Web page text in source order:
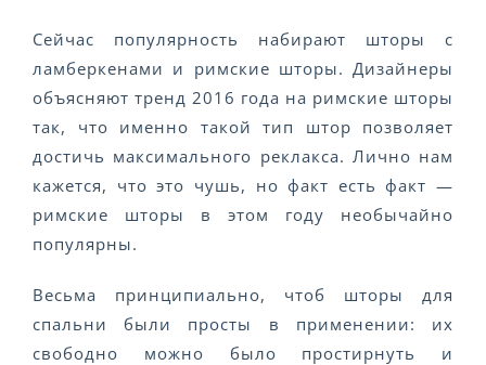
Сейчас популярность набирают шторы с
ламберкенами и римские шторы. Дизайнеры
объясняют тренд 2016 года на римские шторы
так, что именно такой тип штор позволяет
достичь максимального реклакса. Лично нам
кажется, что это чушь, но факт есть факт —
римские шторы в этом году необычайно
популярны.
Весьма принципиально, чтоб шторы для
спальни были просты в применении: их
свободно можно было простирнуть и